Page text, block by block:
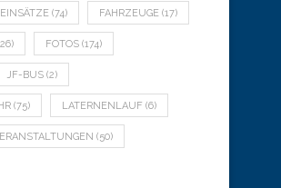
EINSÄTZE (74) FAHRZEUGE (17)
FOTOS (174)
JF-BUS (2)
(75) LATERNENLAUF (6)
(50)